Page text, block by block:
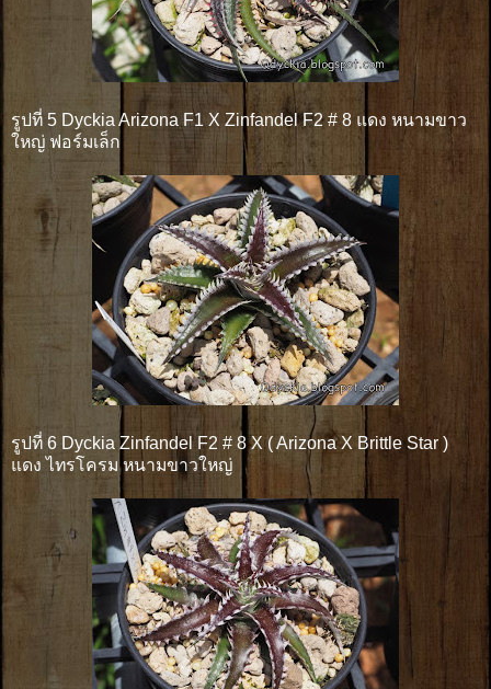
รูปที่ 5 Dyckia Arizona F1 X Zinfandel F2 # 8 แดง หนามขาว
ใหญ่ ฟอร์มเล็ก
รูปที่ 6 Dyckia Zinfandel F2 # 8 X ( Arizona X Brittle Star )
แดง ไทรโครม หนามขาวใหญ่